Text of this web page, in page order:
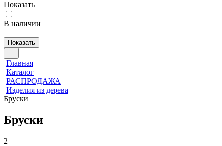
Показать
В наличии
Показать
Главная
Каталог
РАСПРОДАЖА
Изделия из дерева
Бруски
Бруски
2